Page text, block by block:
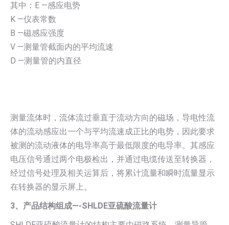
其中：E —感应电势
K —仪表常数
B —磁感应强度
V —测量管截面内的平均流速
D —测量管的内直径
测量流体时，流体流过垂直于流动方向的磁场，导电性流
体的流动感应出一个与平均流速成正比的电势，因此要求
被测的流动液体的电导率高于最低限度的电导率。其感应
电压信号通过两个电极检出，并通过电缆传送至转换器，
经过信号处理及相关运算后，将累计流量和瞬时流量显示
在转换器的显示屏上。
3、产品结构组成—-SHLDE亚硫酸流量计